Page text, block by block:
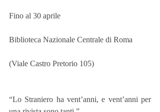
Fino al 30 aprile
Biblioteca Nazionale Centrale di Roma
(Viale Castro Pretorio 105)
“Lo Straniero ha vent’anni, e vent’anni per